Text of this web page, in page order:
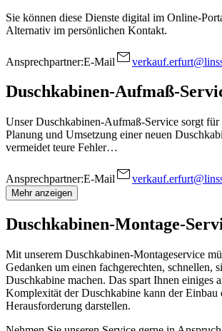
Sie können diese Dienste digital im Online-
Alternativ im persönlichen Kontakt.
Ansprechpartner:E-Mail
Duschkabinen-Aufmaß-
Unser Duschkabinen-Aufmaß-Service sorgt für
Planung und Umsetzung einer neuen
vermeidet teure Fehler…
Ansprechpartner:E-Mail
Mehr anzeigen
Duschkabinen-Montage-
Mit unserem Duschkabinen-Montageservice
Gedanken um einen fachgerechten, schnellen,
Duschkabine machen. Das spart Ihnen einiges
Komplexität der Duschkabine kann der Einbau
Herausforderung darstellen.